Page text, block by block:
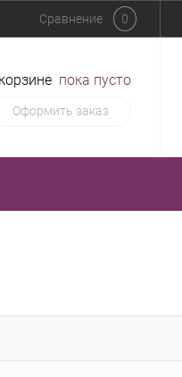
Сравнение 0
пока пусто
Оформить заказ